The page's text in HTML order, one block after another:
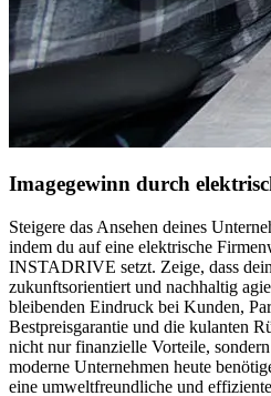
Imagegewinn durch
Steigere das Ansehen deines
indem du auf eine elektrische
INSTADRIVE setzt. Zeige, dass
zukunftsorientiert und nachhaltig
bleibenden Eindruck bei Kunden,
Bestpreisgarantie und die kulanten
nicht nur finanzielle Vorteile,
moderne Unternehmen heute
eine umweltfreundliche und